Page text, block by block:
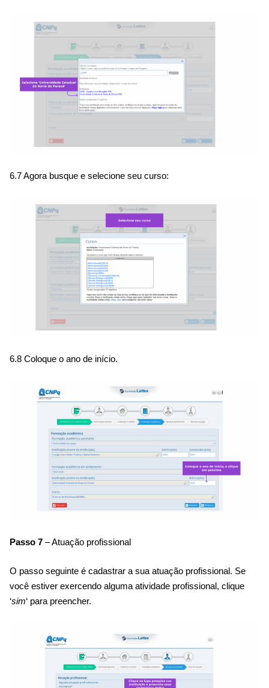
6.7 Agora busque e selecione seu curso:
6.8 Coloque o ano de início.
Passo 7 – Atuação profissional
O passo seguinte é cadastrar a sua atuação profissional. Se
você estiver exercendo alguma atividade profissional, clique
‘sim‘ para preencher.